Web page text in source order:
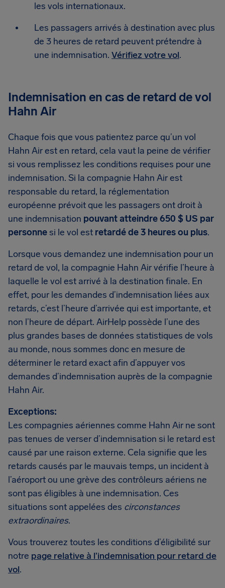
les vols internationaux.
Les passagers arrivés à destination avec plus
de 3 heures de retard peuvent prétendre à
une indemnisation. Vérifiez votre vol.
Indemnisation en cas de retard de vol
Hahn Air
Chaque fois que vous patientez parce qu’un vol
Hahn Air est en retard, cela vaut la peine de vérifier
si vous remplissez les conditions requises pour une
indemnisation. Si la compagnie Hahn Air est
responsable du retard, la réglementation
européenne prévoit que les passagers ont droit à
une indemnisation pouvant atteindre 650 $ US par
personnesi le vol est retardé de 3 heures ou plus.
Lorsque vous demandez une indemnisation pour un
retard de vol, la compagnie Hahn Air vérifie l’heure à
laquelle le vol est arrivé à la destination finale. En
effet, pour les demandes d’indemnisation liées aux
retards, c’est l’heure d’arrivée qui est importante, et
non l’heure de départ. AirHelp possède l’une des
plus grandes bases de données statistiques de vols
au monde, nous sommes donc en mesure de
déterminer le retard exact afin d’appuyer vos
demandes d’indemnisation auprès de la compagnie
Hahn Air.
Exceptions:
Les compagnies aériennes comme Hahn Air ne sont
pas tenues de verser d’indemnisation si le retard est
causé par une raison externe. Cela signifie que les
retards causés par le mauvais temps, un incident à
l’aéroport ou une grève des contrôleurs aériens ne
sont pas éligibles à une indemnisation. Ces
situations sont appelées des circonstances
extraordinaires.
Vous trouverez toutes les conditions d’éligibilité sur
notre page relative à l’indemnisation pour retard de
vol.